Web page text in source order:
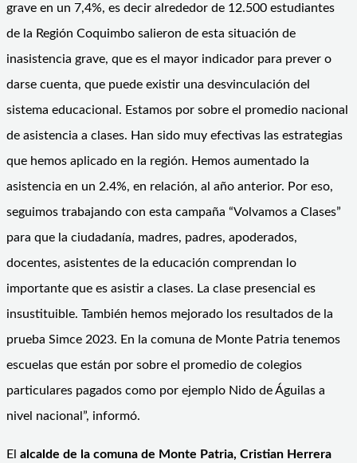
grave en un 7,4%, es decir alrededor de 12.500 estudiantes
de la Región Coquimbo salieron de esta situación de
inasistencia grave, que es el mayor indicador para prever o
darse cuenta, que puede existir una desvinculación del
sistema educacional. Estamos por sobre el promedio nacional
de asistencia a clases. Han sido muy efectivas las estrategias
que hemos aplicado en la región. Hemos aumentado la
asistencia en un 2.4%, en relación, al año anterior. Por eso,
seguimos trabajando con esta campaña “Volvamos a Clases”
para que la ciudadanía, madres, padres, apoderados,
docentes, asistentes de la educación comprendan lo
importante que es asistir a clases. La clase presencial es
insustituible. También hemos mejorado los resultados de la
prueba Simce 2023. En la comuna de Monte Patria tenemos
escuelas que están por sobre el promedio de colegios
particulares pagados como por ejemplo Nido de Águilas a
nivel nacional”, informó.
El alcalde de la comuna de Monte Patria, Cristian Herrera